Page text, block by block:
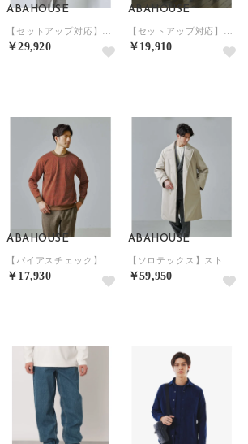
ABAHOUSE
￥29,920
ABAHOUSE
￥19,910
ABAHOUSE
￥17,930
ABAHOUSE
￥59,950